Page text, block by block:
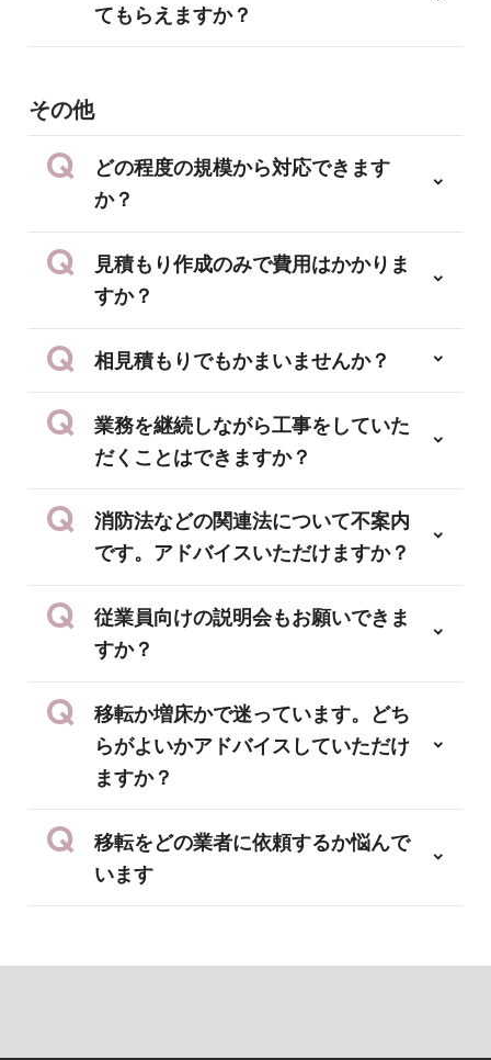
てもらえますか？
その他
どの程度の規模から対応できます
か？
見積もり作成のみで費用はかかりま
すか？
相見積もりでもかまいませんか？
業務を継続しながら工事をしていた
だくことはできますか？
消防法などの関連法について不案内
です。アドバイスいただけますか？
従業員向けの説明会もお願いできま
すか？
移転か増床かで迷っています。どち
らがよいかアドバイスしていただけ
ますか？
移転をどの業者に依頼するか悩んで
います